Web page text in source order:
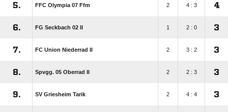
5. FFC Olympia 07 Ffm 2 4 : 3 4
6. FG Seckbach 02 II 1 2 : 0 3
7. FC Union Niederrad II 2 3 : 2 3
8. Spvgg. 05 Oberrad II 2 2 : 3 3
9. SV Griesheim Tarik 2 4 : 4 3